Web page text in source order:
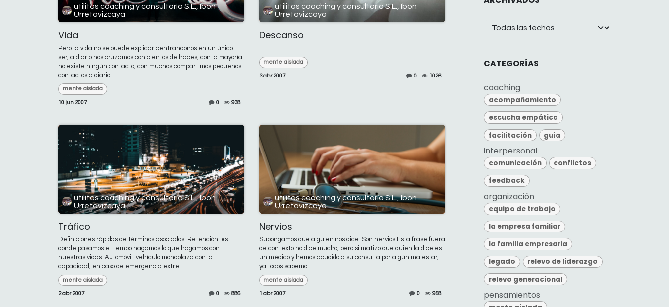
utilitas coaching y consultoría S.L., Ibon
Urretavizcaya
Vida
Pero la vida no se puede explicar centrándonos en un único
ser, a diario nos cruzamos con cientos de haces, con la mayoría
no existe ningún contacto, con muchos compartimos pequeños
contactos a diario...
mente aislada
10 jun 2007 0 938
utilitas coaching y consultoría S.L., Ibon
Urretavizcaya
Descanso
...
mente aislada
3 abr 2007 0 1026
utilitas coaching y consultoría S.L., Ibon
Urretavizcaya
Tráfico
Definiciones rápidas de términos asociados: Retención: es
donde pasamos el tiempo hagamos lo que hagamos con
nuestras vidas. Automóvil: vehículo monoplaza con la
capacidad, en caso de emergencia extre...
mente aislada
2 abr 2007 0 886
utilitas coaching y consultoría S.L., Ibon
Urretavizcaya
Nervios
Supongamos que alguien nos dice: Son nervios Esta frase fuera
de contexto no dice mucho, pero si matizo que quien la dice es
un médico y hemos acudido a su consulta por algún malestar,
ya todos sabemo...
mente aislada
1 abr 2007 0 958
CATEGORÍAS
coaching
acompañamiento
escucha empática
facilitación
guía
interpersonal
comunicación
conflictos
feedback
organización
equipo de trabajo
la empresa familiar
la familia empresaria
legado
relevo de liderazgo
relevo generacional
pensamientos